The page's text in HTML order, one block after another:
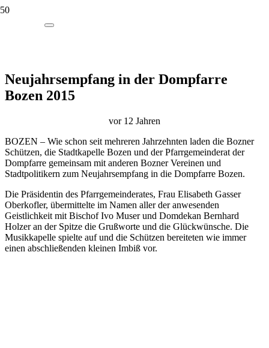
Neujahrsempfang in der Dompfarre
Bozen 2015
vor 12 Jahren
BOZEN – Wie schon seit mehreren Jahrzehnten laden die Bozner
Schützen, die Stadtkapelle Bozen und der Pfarrgemeinderat der
Dompfarre gemeinsam mit anderen Bozner Vereinen und
Stadtpolitikern zum Neujahrsempfang in die Dompfarre Bozen.
Die Präsidentin des Pfarrgemeinderates, Frau Elisabeth Gasser
Oberkofler, übermittelte im Namen aller der anwesenden
Geistlichkeit mit Bischof Ivo Muser und Domdekan Bernhard
Holzer an der Spitze die Grußworte und die Glückwünsche. Die
Musikkapelle spielte auf und die Schützen bereiteten wie immer
einen abschließenden kleinen Imbiß vor.